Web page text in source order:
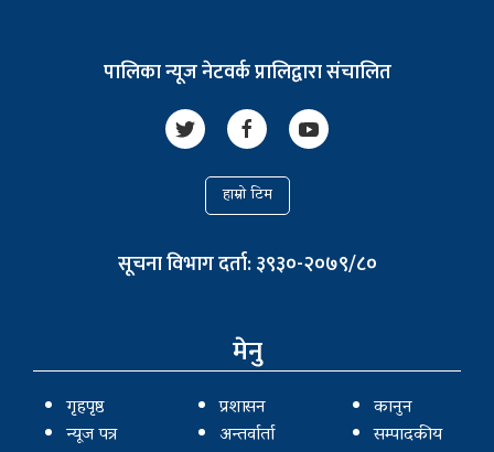
पालिका न्यूज नेटवर्क प्रालिद्वारा संचालित
हाम्रो टिम
सूचना विभाग दर्ता: ३९३०-२०७९/८०
मेनु
गृहपृष्ठ
न्यूज पत्र
प्रशासन
अन्तर्वार्ता
कानुन
सम्पादकीय